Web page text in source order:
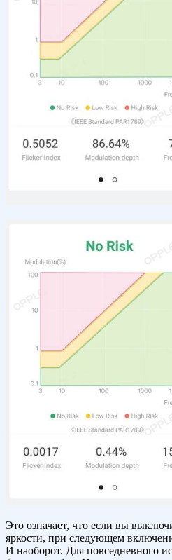
Это означает, что если вы
яркости, при следующем
И наоборот. Для повседневного